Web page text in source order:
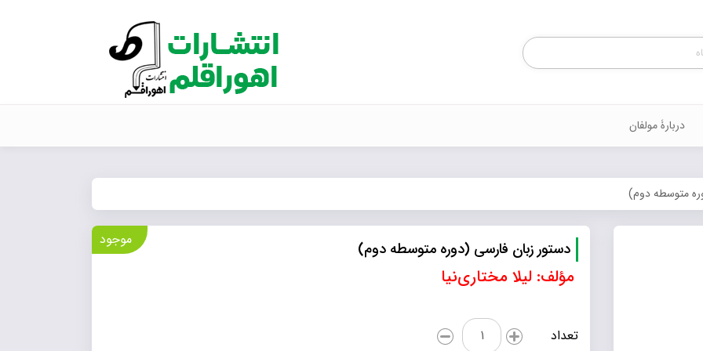
Products
search
دربارۀ مولفان
متوسطه دوم)
موجود دستور زبان فارسی (دوره متوسطه دوم)
مؤلف: لیلا مختاری‌نیا
تعداد
دستور
زبان